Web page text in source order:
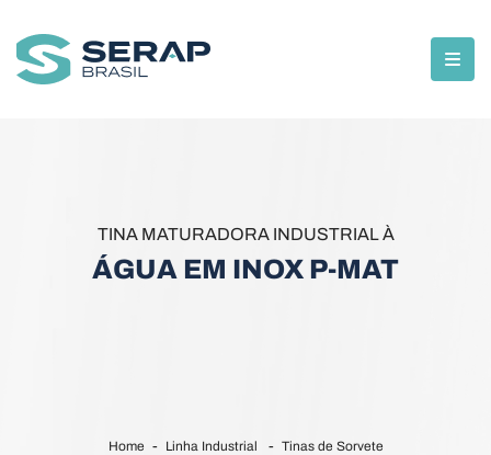
TINA MATURADORA INDUSTRIAL À
ÁGUA EM INOX P-MAT
Home Linha Industrial Tinas de Sorvete